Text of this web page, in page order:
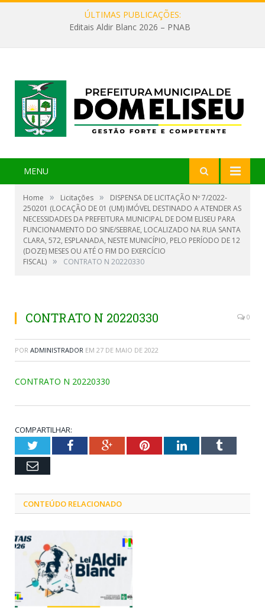
ÚLTIMAS PUBLICAÇÕES:
Editais Aldir Blanc 2026 – PNAB
MENU
Home » Licitações »
DISPENSA DE LICITAÇÃO Nº 7/2022-
250201 (LOCAÇÃO DE 01 (UM) IMÓVEL DESTINADO A ATENDER AS
NECESSIDADES DA PREFEITURA MUNICIPAL DE DOM ELISEU PARA
FUNCIONAMENTO DO SINE/SEBRAE, LOCALIZADO NA RUA SANTA
CLARA, 572, ESPLANADA, NESTE MUNICÍPIO, PELO PERÍODO DE 12
(DOZE) MESES OU ATÉ O FIM DO EXERCÍCIO
FISCAL) » CONTRATO N 20220330
CONTRATO N 20220330 0
POR ADMINISTRADOR EM 27 DE MAIO DE 2022
CONTRATO N 20220330
COMPARTILHAR:
TwitterFacebookGoogle+PinterestLinkedInTumblr
Email
CONTEÚDO RELACIONADO